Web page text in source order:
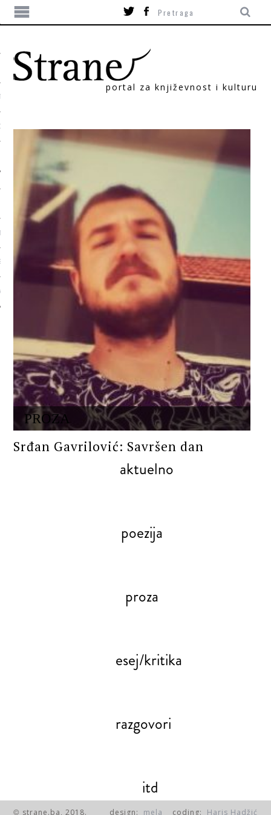
portal za književnost i kulturu
PROZA
Srđan Gavrilović: Savršen dan
aktuelno
poezija
proza
esej/kritika
razgovori
itd
© strane.ba, 2018. design: mela coding: Haris Hadžić